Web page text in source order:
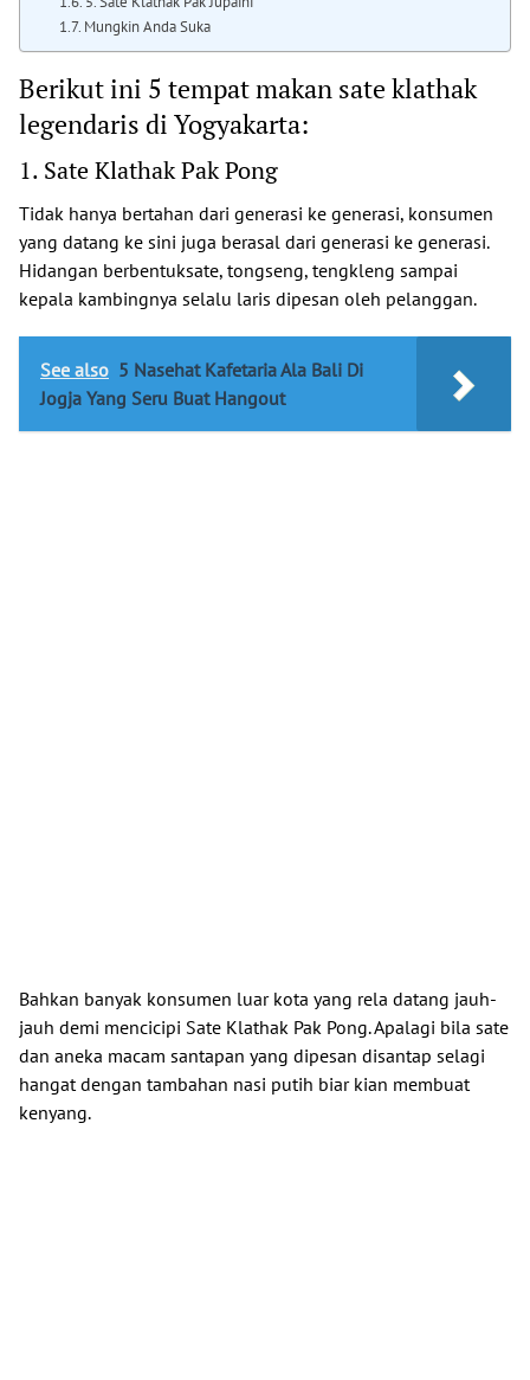
Mungkin Anda Suka
Berikut ini 5 tempat makan sate klathak
legendaris di Yogyakarta:
1. Sate Klathak Pak Pong
Tidak hanya bertahan dari generasi ke generasi, konsumen
yang datang ke sini juga berasal dari generasi ke generasi.
Hidangan berbentuksate, tongseng, tengkleng sampai
kepala kambingnya selalu laris dipesan oleh pelanggan.
See also 5 Nasehat Kafetaria Ala Bali Di
Jogja Yang Seru Buat Hangout
Bahkan banyak konsumen luar kota yang rela datang jauh-
jauh demi mencicipi Sate Klathak Pak Pong. Apalagi bila sate
dan aneka macam santapan yang dipesan disantap selagi
hangat dengan tambahan nasi putih biar kian membuat
kenyang.